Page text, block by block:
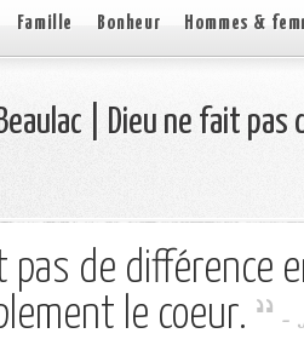
Famille Bonheur Hommes &
| Dieu ne fait
pas de différence
le coeur.
-